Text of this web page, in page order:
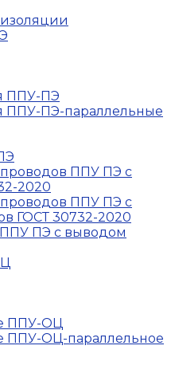
ППУ-ПЭ
ППУ-ПЭ-параллельные
ППУ ПЭ с
2020
ППУ ПЭ с
ГОСТ 30732-2020
ПЭ с выводом
ППУ-ОЦ
ППУ-ОЦ-параллельное